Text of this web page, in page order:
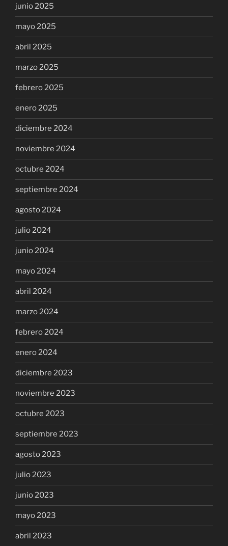
junio 2025
mayo 2025
abril 2025
marzo 2025
febrero 2025
enero 2025
diciembre 2024
noviembre 2024
octubre 2024
septiembre 2024
agosto 2024
julio 2024
junio 2024
mayo 2024
abril 2024
marzo 2024
febrero 2024
enero 2024
diciembre 2023
noviembre 2023
octubre 2023
septiembre 2023
agosto 2023
julio 2023
junio 2023
mayo 2023
abril 2023